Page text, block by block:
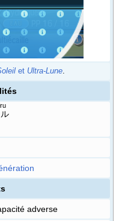
et Ultra-Lune.
adverse